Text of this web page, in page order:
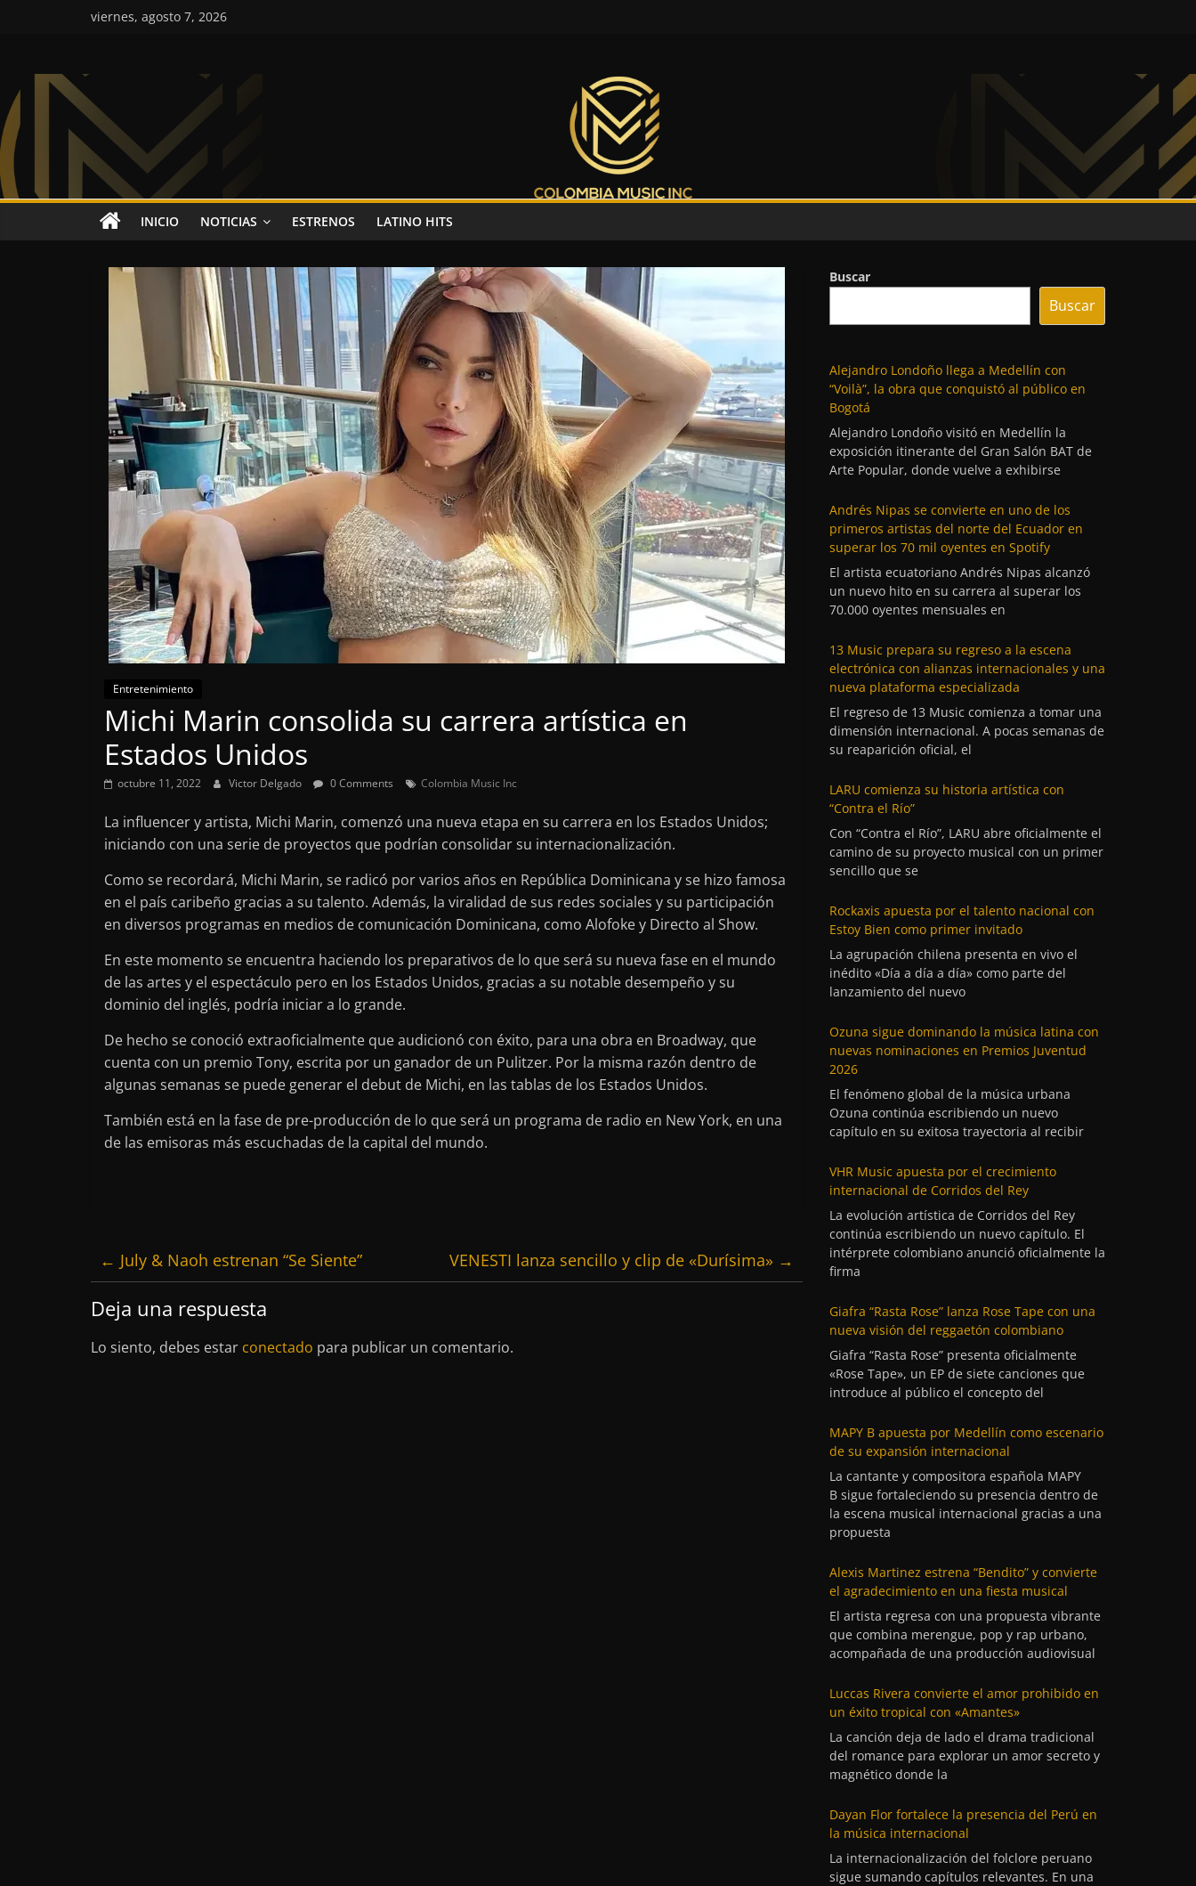
viernes, agosto 7, 2026
Colombia
Music
Inc
Colombia
Music
INICIO NOTICIAS ESTRENOS LATINO HITS
Entretenimiento
Michi Marin consolida su carrera artística en
Estados Unidos
octubre 11, 2022 Victor Delgado 0 Comments Colombia Music Inc
La influencer y artista, Michi Marin, comenzó una nueva etapa en su carrera en los Estados Unidos;
iniciando con una serie de proyectos que podrían consolidar su internacionalización.
Como se recordará, Michi Marin, se radicó por varios años en República Dominicana y se hizo famosa
en el país caribeño gracias a su talento. Además, la viralidad de sus redes sociales y su participación
en diversos programas en medios de comunicación Dominicana, como Alofoke y Directo al Show.
En este momento se encuentra haciendo los preparativos de lo que será su nueva fase en el mundo
de las artes y el espectáculo pero en los Estados Unidos, gracias a su notable desempeño y su
dominio del inglés, podría iniciar a lo grande.
De hecho se conoció extraoficialmente que audicionó con éxito, para una obra en Broadway, que
cuenta con un premio Tony, escrita por un ganador de un Pulitzer. Por la misma razón dentro de
algunas semanas se puede generar el debut de Michi, en las tablas de los Estados Unidos.
También está en la fase de pre-producción de lo que será un programa de radio en New York, en una
de las emisoras más escuchadas de la capital del mundo.
← July & Naoh estrenan “Se Siente” VENESTI lanza sencillo y clip de «Durísima» →
Deja una respuesta
Lo siento, debes estar conectado para publicar un comentario.
Buscar
Buscar
Alejandro Londoño llega a Medellín con
“Voilà”, la obra que conquistó al público en
Bogotá
Alejandro Londoño visitó en Medellín la
exposición itinerante del Gran Salón BAT de
Arte Popular, donde vuelve a exhibirse
Andrés Nipas se convierte en uno de los
primeros artistas del norte del Ecuador en
superar los 70 mil oyentes en Spotify
El artista ecuatoriano Andrés Nipas alcanzó
un nuevo hito en su carrera al superar los
70.000 oyentes mensuales en
13 Music prepara su regreso a la escena
electrónica con alianzas internacionales y una
nueva plataforma especializada
El regreso de 13 Music comienza a tomar una
dimensión internacional. A pocas semanas de
su reaparición oficial, el
LARU comienza su historia artística con
“Contra el Río”
Con “Contra el Río”, LARU abre oficialmente el
camino de su proyecto musical con un primer
sencillo que se
Rockaxis apuesta por el talento nacional con
Estoy Bien como primer invitado
La agrupación chilena presenta en vivo el
inédito «Día a día a día» como parte del
lanzamiento del nuevo
Ozuna sigue dominando la música latina con
nuevas nominaciones en Premios Juventud
2026
El fenómeno global de la música urbana
Ozuna continúa escribiendo un nuevo
capítulo en su exitosa trayectoria al recibir
VHR Music apuesta por el crecimiento
internacional de Corridos del Rey
La evolución artística de Corridos del Rey
continúa escribiendo un nuevo capítulo. El
intérprete colombiano anunció oficialmente la
firma
Giafra “Rasta Rose” lanza Rose Tape con una
nueva visión del reggaetón colombiano
Giafra “Rasta Rose” presenta oficialmente
«Rose Tape», un EP de siete canciones que
introduce al público el concepto del
MAPY B apuesta por Medellín como escenario
de su expansión internacional
La cantante y compositora española MAPY
B sigue fortaleciendo su presencia dentro de
la escena musical internacional gracias a una
propuesta
Alexis Martinez estrena “Bendito” y convierte
el agradecimiento en una fiesta musical
El artista regresa con una propuesta vibrante
que combina merengue, pop y rap urbano,
acompañada de una producción audiovisual
Luccas Rivera convierte el amor prohibido en
un éxito tropical con «Amantes»
La canción deja de lado el drama tradicional
del romance para explorar un amor secreto y
magnético donde la
Dayan Flor fortalece la presencia del Perú en
la música internacional
La internacionalización del folclore peruano
sigue sumando capítulos relevantes. En una